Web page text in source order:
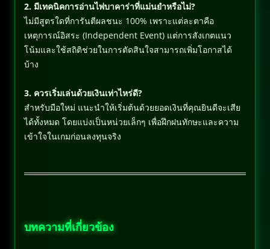
2. มีเทคนิคการอ่านไพ่บาคาร่าที่แม่นยำหรือไม่?
ไม่มีสูตรใดที่การันตีผลชนะ 100% เพราะแต่ละตาคือ
เหตุการณ์อิสระ (Independent Event) แต่การสังเกตแนว
โน้มและใช้สถิติช่วยในการตัดสินใจสามารถเพิ่มโอกาสได้
บ้าง
3. ควรเริ่มเล่นด้วยเงินเท่าไหร่ดี?
สำหรับมือใหม่ แนะนำให้เริ่มต้นด้วยยอดเงินที่คุณยินดีจะเสีย
ได้ทั้งหมด โดยแบ่งเป็นหน่วยเล็กๆ เพื่อฝึกฝนทักษะและความ
เข้าใจในเกมก่อนลงทุนจริง
บทความที่เกี่ยวข้อง